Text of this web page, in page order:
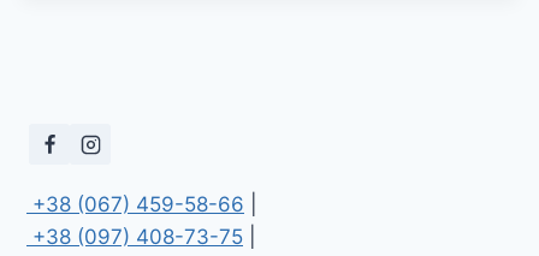
+38 (067) 459-58-66
+38 (097) 408-73-75